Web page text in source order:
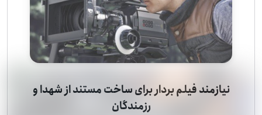
نیازمند فیلم بردار برای ساخت مستند از شهدا و
رزمندگان